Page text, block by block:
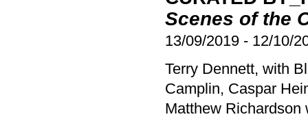
Scenes of the
13/09/2019 - 12/10/
Terry Dennett, with
Camplin, Caspar
Matthew Richardson